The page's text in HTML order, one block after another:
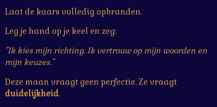
Laat de kaars volledig opbranden.
Leg je hand op je keel en zeg:
"Ik kies mijn richting. Ik vertrouw op mijn woorden en
mijn keuzes."
Deze maan vraagt geen perfectie. Ze vraagt
duidelijkheid.